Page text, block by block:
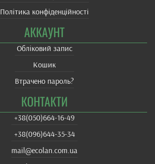
Політика конфіденційності
АККАУНТ
Обліковий запис
Кошик
Втрачено пароль?
КОНТАКТИ
+38(‎050)664-16-49
+38‎(096)644-35-34
mail@ecolan.com.ua